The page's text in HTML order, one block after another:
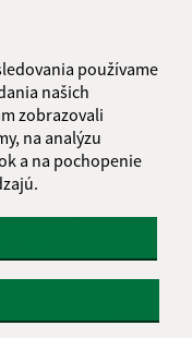
používame
našich
zobrazovali
na analýzu
a na pochopenie
poobede
- 15.30
- 15.30
- 15.30
- 15.30